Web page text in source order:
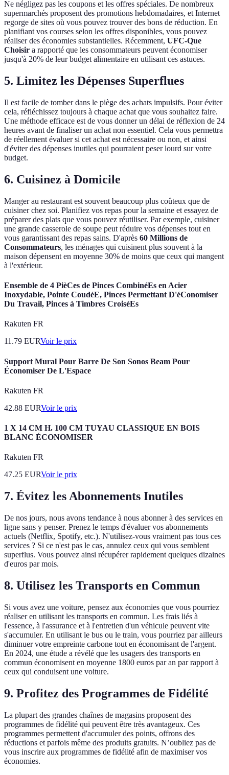
Ne négligez pas les coupons et les offres spéciales. De nombreux
supermarchés proposent des promotions hebdomadaires, et Internet
regorge de sites où vous pouvez trouver des bons de réduction. En
planifiant vos courses selon les offres disponibles, vous pouvez
réaliser des économies substantielles. Récemment, UFC-Que
Choisir a rapporté que les consommateurs peuvent économiser
jusqu'à 20% de leur budget alimentaire en utilisant ces astuces.
5. Limitez les Dépenses Superflues
Il est facile de tomber dans le piège des achats impulsifs. Pour éviter
cela, réfléchissez toujours à chaque achat que vous souhaitez faire.
Une méthode efficace est de vous donner un délai de réflexion de 24
heures avant de finaliser un achat non essentiel. Cela vous permettra
de réellement évaluer si cet achat est nécessaire ou non, et ainsi
d'éviter des dépenses inutiles qui pourraient peser lourd sur votre
budget.
6. Cuisinez à Domicile
Manger au restaurant est souvent beaucoup plus coûteux que de
cuisiner chez soi. Planifiez vos repas pour la semaine et essayez de
préparer des plats que vous pouvez réutiliser. Par exemple, cuisiner
une grande casserole de soupe peut réduire vos dépenses tout en
vous garantissant des repas sains. D'après 60 Millions de
Consommateurs, les ménages qui cuisinent plus souvent à la
maison dépensent en moyenne 30% de moins que ceux qui mangent
à l'extérieur.
Ensemble de 4 PièCes de Pinces CombinéEs en Acier
Inoxydable, Pointe CoudéE, Pinces Permettant D'éConomiser
Du Travail, Pinces à Timbres CroiséEs
Rakuten FR
11.79 EURVoir le prix
Support Mural Pour Barre De Son Sonos Beam Pour
Économiser De L'Espace
Rakuten FR
42.88 EURVoir le prix
1 X 14 CM H. 100 CM TUYAU CLASSIQUE EN BOIS
BLANC ÉCONOMISER
Rakuten FR
47.25 EURVoir le prix
7. Évitez les Abonnements Inutiles
De nos jours, nous avons tendance à nous abonner à des services en
ligne sans y penser. Prenez le temps d'évaluer vos abonnements
actuels (Netflix, Spotify, etc.). N'utilisez-vous vraiment pas tous ces
services ? Si ce n'est pas le cas, annulez ceux qui vous semblent
superflus. Vous pouvez ainsi récupérer rapidement quelques dizaines
d'euros par mois.
8. Utilisez les Transports en Commun
Si vous avez une voiture, pensez aux économies que vous pourriez
réaliser en utilisant les transports en commun. Les frais liés à
l'essence, à l'assurance et à l'entretien d'un véhicule peuvent vite
s'accumuler. En utilisant le bus ou le train, vous pourriez par ailleurs
diminuer votre empreinte carbone tout en économisant de l'argent.
En 2024, une étude a révélé que les usagers des transports en
commun économisent en moyenne 1800 euros par an par rapport à
ceux qui conduisent une voiture.
9. Profitez des Programmes de Fidélité
La plupart des grandes chaînes de magasins proposent des
programmes de fidélité qui peuvent être très avantageux. Ces
programmes permettent d'accumuler des points, offrons des
réductions et parfois même des produits gratuits. N’oubliez pas de
vous inscrire aux programmes de fidélité afin de maximiser vos
économies.